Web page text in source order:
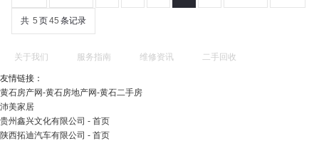
共 5 页45 条记录
关于我们 服务指南 维修资讯 二手回收
友情链接：
黄石房产网-黄石房地产网-黄石二手房
沛美家居
贵州鑫兴文化有限公司 - 首页
陕西拓迪汽车有限公司 - 首页